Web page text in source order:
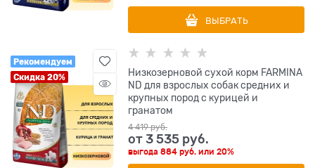
ВЫБРАТЬ
Рекомендуем
Скидка 20%
Низкозерновой cухой корм FARMINA
ND для взрослых собак средних и
крупных пород с курицей и
гранатом
4 419 руб.
от3 535 руб.
выгода884 руб. или20%